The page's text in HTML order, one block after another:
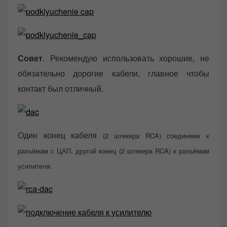
Совет. Рекомендую использовать хорошие, не
обязательно дорогие кабели, главное чтобы
контакт был отличный.
Один конец кабеля (2 штекера RCA)соединяем к
разъёмам с ЦАП, другой конец (2 штекера RCA) к разъёмам
усилителя.